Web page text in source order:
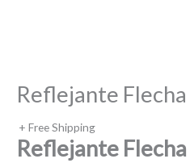
Reflejante
+ Free Shipping
Reflejante